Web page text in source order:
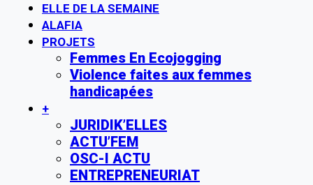
ELLE DE LA SEMAINE
ALAFIA
PROJETS
Femmes En Ecojogging
Violence faites aux femmes
handicapées
+
JURIDIK’ELLES
ACTU’FEM
OSC-I ACTU
ENTREPRENEURIAT